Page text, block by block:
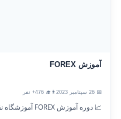
آموزش FOREX
👨‍🎓 476+ نفر
📈 دوره آموزش FOREX آموزشگاه نقدی با مجوز رسمی از سازمان آموزش...